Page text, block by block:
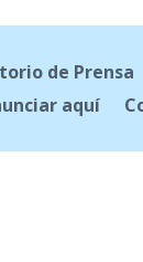
de Prensa
aquí